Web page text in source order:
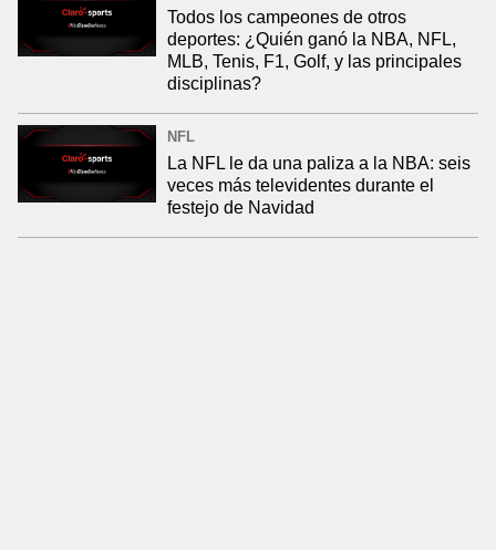
Todos los campeones de otros
deportes: ¿Quién ganó la NBA, NFL,
MLB, Tenis, F1, Golf, y las principales
disciplinas?
NFL
La NFL le da una paliza a la NBA: seis
veces más televidentes durante el
festejo de Navidad